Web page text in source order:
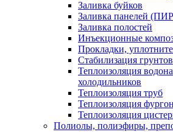
Заливка буйков
Заливка панелей
Заливка полостей
Инъекционные
Прокладки,
Стабилизация грунтов
Теплоизоляция
холодильников
Теплоизоляция труб
Теплоизоляция
Теплоизоляция
Полиолы, полиэфиры,